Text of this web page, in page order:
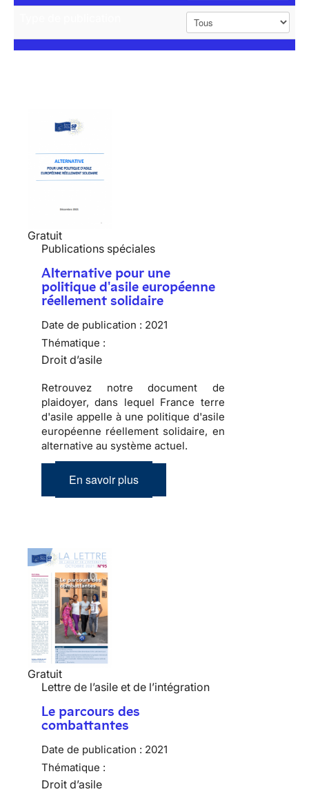
Gratuit
Publications spéciales
Alternative pour une
politique d'asile européenne
réellement solidaire
Date de publication : 2021
Thématique :
Droit d’asile
Retrouvez notre document de
plaidoyer, dans lequel France terre
d'asile appelle à une politique d'asile
européenne réellement solidaire, en
alternative au système actuel.
En savoir plus
Gratuit
Lettre de l’asile et de l’intégration
Le parcours des
combattantes
Date de publication : 2021
Thématique :
Droit d’asile